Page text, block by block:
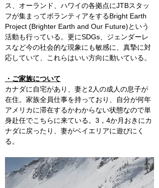
ス、オーランド、ハワイの各拠点にJTBスタッ
フが集まってボランティアをするBright Earth
Project (Brighter Earth and Our Future)という
活動も行っている。更にSDGs、ジェンダーレ
スなど今の社会的な現象にも敏感に、真摯に対
応していて、これらはいい方向に動いている。
・ご家族について
カナダに自宅があり、妻と2人の成人の息子が
在住。家族全員仕事を持っており、自分が何年
アメリカに滞在するかわからない状態なので単
身赴任でこちらに来ている。3，4か月おきにカ
ナダに戻ったり、妻がベイエリアに遊びにく
る。